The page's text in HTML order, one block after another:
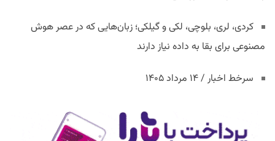
کردی، لری، بلوچی، لکی و گیلکی؛ زبان‌هایی که در عصر هوش
مصنوعی برای بقا به داده نیاز دارند
سرخط اخبار / ۱۴ مرداد ۱۴۰۵